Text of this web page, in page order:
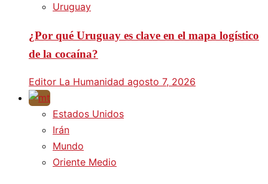
Uruguay
¿Por qué Uruguay es clave en el mapa logístico
de la cocaína?
Editor La Humanidad agosto 7, 2026
Estados Unidos
Irán
Mundo
Oriente Medio